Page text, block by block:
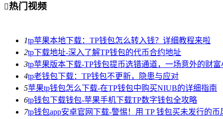
热门视频
1tp苹果本地下载：TP钱包怎么转入钱？详细教程来啦
2tp下载地址-深入了解TP钱包的代币合约地址
3tp苹果版本下载-TP钱包提币选错通道，一场意外的财富
4tp老钱包下载：TP钱包不更新，隐患与应对
5苹果tp钱包怎么下载-在TP钱包中购买NIUB的详细指南
6tp钱包下载钱包-苹果手机下载TP数字钱包全攻略
7tp钱包app安卓官网下载-警惕！用 TP 钱包买未发行的币